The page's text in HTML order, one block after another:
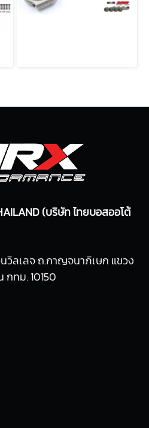
(บริษัท ไทยบอสออโต้
ลเลจ ถ.กาญจนาภิเษก แขวง
กทม. 10150